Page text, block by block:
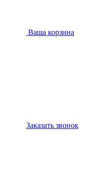
Ваша корзина
Заказать звонок